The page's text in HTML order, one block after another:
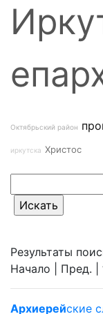
Октябрьский район
иркутска Христос
Результаты
Начало | Пред. |
Архиерейские